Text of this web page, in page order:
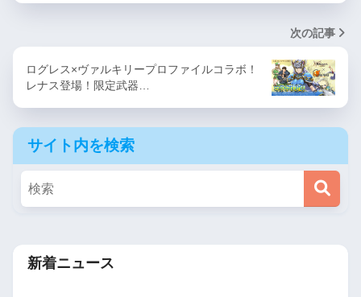
次の記事
ログレス×ヴァルキリープロファイルコラボ！
レナス登場！限定武器…
サイト内を検索
新着ニュース